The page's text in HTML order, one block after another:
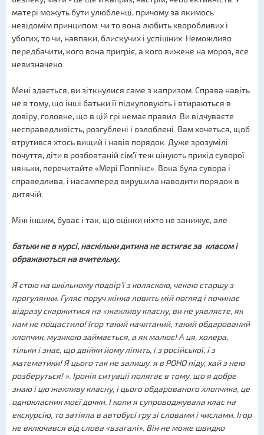
матері можуть бути улюбленці, причому за якимось
невідомім принципом: чи то вона любить хворобливих і
убогих, то чи, навпаки, блискучих і успішних. Неможливо
передбачити, кого вона пригріє, а кого вижене на мороз, все
невизначено.
Мені здається, ви зіткнулися саме з капризом. Справа навіть
не в тому, що інші батьки її підкуповують і втираються в
довіру, головне, що в цій грі немає правил. Ви відчуваєте
несправедливість, розгублені і озлоблені. Вам хочеться, щоб
втрутився хтось вищий і навів порядок. Дуже зрозумілі
почуття, діти в розбовтаній сім'ї теж цінують прихід суворої
няньки, перечитайте «Мері Поппінс». Вона була сувора і
справедлива, і насамперед вирушила наводити порядок в
дитячій.
Між іншим, буває і так, що оцінки ніхто не занижує, але
батьки не в курсі, наскільки дитина не встигає за класом і
ображаються на вчительку.
Я стою на шкільному подвір'ї з коляскою, чекаю старшу з
прогулянки. Гуляє поруч жінка ловить мій погляд і починає
відразу скаржитися на «жахливу класну, ви не уявляєте, як
нам не пощастило! Ігор такий начитаний, такий обдарований
хлопчик, музикою займається, а як малює! А ця, холера,
тільки і знає, що двійки йому ліпить, і з російської, і з
математики! Я цього так не залишу, я в РОНО піду, хай з нею
розберуться! ». Іронія ситуації полягає в тому, що я добре
знаю і цю жахливу класну, і цього обдарованого хлопчика, це
однокласник моєї дочки. І коли я супроводжувала клас на
екскурсію, то затіяла в автобусі гру зі словами і числами. Ігор
не включався від слова «взагалі». Він не може швидко